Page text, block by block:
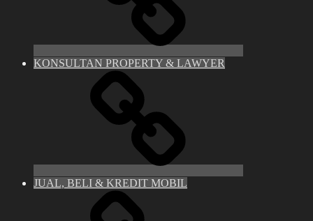
KONSULTAN PROPERTY & LAWYER
JUAL, BELI & KREDIT MOBIL